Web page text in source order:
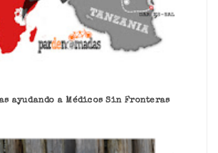
ayudando a Médicos Sin Fronteras